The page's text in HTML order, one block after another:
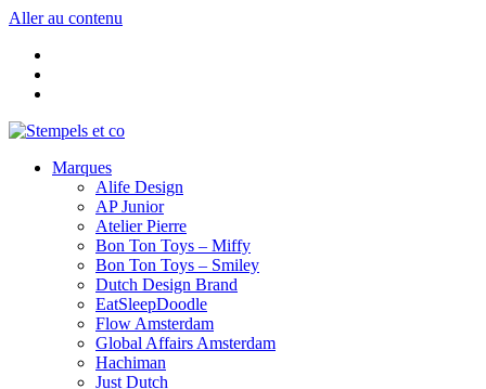
Aller au contenu
Marques
Alife Design
AP Junior
Atelier Pierre
Bon Ton Toys – Miffy
Bon Ton Toys – Smiley
Dutch Design Brand
EatSleepDoodle
Flow Amsterdam
Global Affairs Amsterdam
Hachiman
Just Dutch